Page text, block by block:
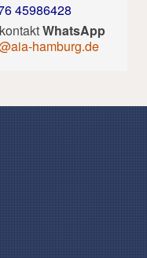
45986428
WhatsApp
hamburg.de